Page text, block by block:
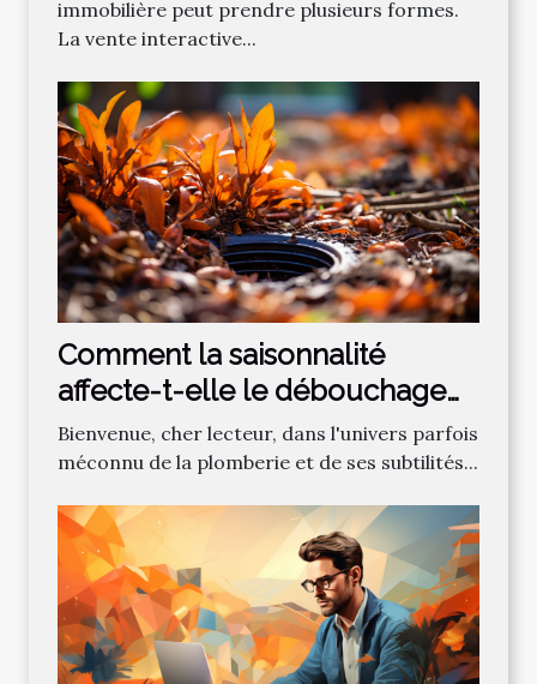
immobilière peut prendre plusieurs formes.
La vente interactive...
Comment la saisonnalité
affecte-t-elle le débouchage
des canalisations?
Bienvenue, cher lecteur, dans l'univers parfois
méconnu de la plomberie et de ses subtilités...